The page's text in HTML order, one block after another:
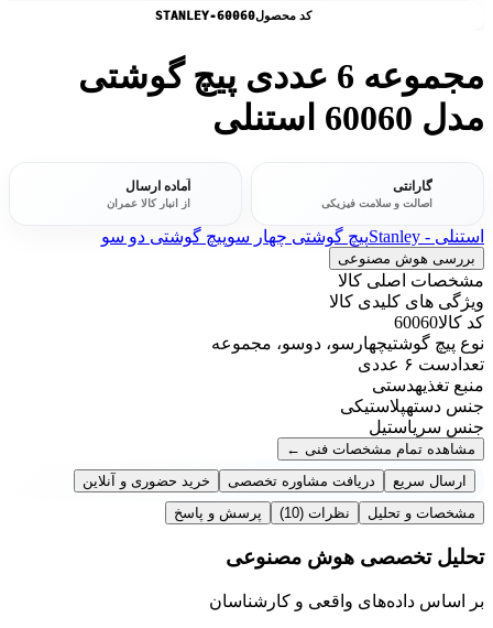
کد محصولSTANLEY-60060
مجموعه 6 عددی پیچ گوشتی
مدل 60060 استنلی
گارانتی
اصالت و سلامت فیزیکی
آماده ارسال
از انبار کالا عمران
استنلی - Stanley پیچ گوشتی چهار سوپیچ گوشتی دو سو
بررسی هوش مصنوعی
مشخصات اصلی کالا
ویژگی های کلیدی کالا
کد کالا60060
نوع پیچ گوشتیچهارسو، دوسو، مجموعه
تعدادست ۶ عددی
منبع تغذیهدستی
جنس دستهپلاستیکی
جنس سریاستیل
مشاهده تمام مشخصات فنی ←
ارسال سریع
دریافت مشاوره تخصصی
خرید حضوری و آنلاین
مشخصات و تحلیل
نظرات (10) پرسش و پاسخ
تحلیل تخصصی هوش مصنوعی
بر اساس داده‌های واقعی و کارشناسان